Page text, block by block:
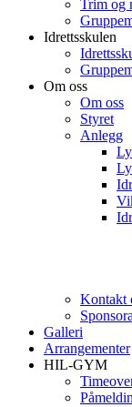
Trim og
Idrettsskulen
Om oss
Om oss
Styret
Anlegg
Kontakt
Galleri
Arrangementer
HIL-GYM